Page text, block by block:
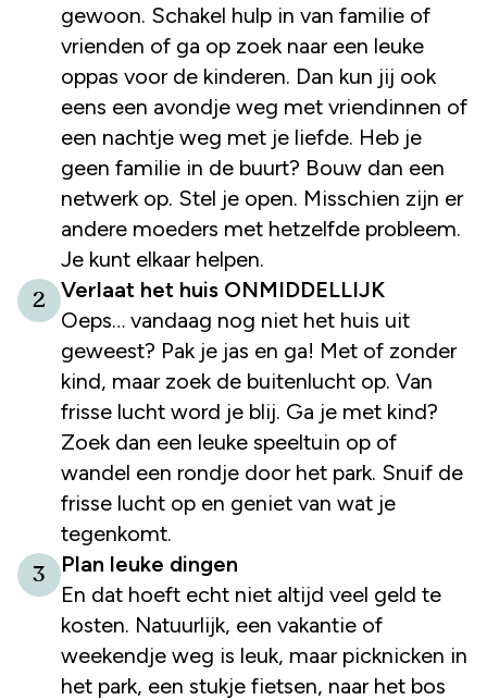
gewoon. Schakel hulp in van familie of
vrienden of ga op zoek naar een leuke
oppas voor de kinderen. Dan kun jij ook
eens een avondje weg met vriendinnen of
een nachtje weg met je liefde. Heb je
geen familie in de buurt? Bouw dan een
netwerk op. Stel je open. Misschien zijn er
andere moeders met hetzelfde probleem.
Je kunt elkaar helpen.
2
Verlaat het huis ONMIDDELLIJK
Oeps… vandaag nog niet het huis uit
geweest? Pak je jas en ga! Met of zonder
kind, maar zoek de buitenlucht op. Van
frisse lucht word je blij. Ga je met kind?
Zoek dan een leuke speeltuin op of
wandel een rondje door het park. Snuif de
frisse lucht op en geniet van wat je
tegenkomt.
3
Plan leuke dingen
En dat hoeft echt niet altijd veel geld te
kosten. Natuurlijk, een vakantie of
weekendje weg is leuk, maar picknicken in
het park, een stukje fietsen, naar het bos